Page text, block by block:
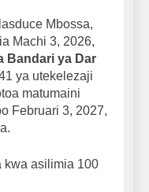
Mbossa,
Machi 3, 2026,
Bandari ya Dar
ya utekelezaji
matumaini
Februari 3, 2027,
kwa asilimia 100